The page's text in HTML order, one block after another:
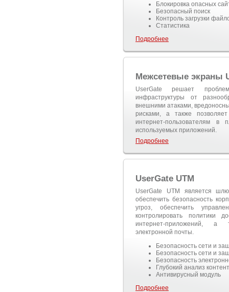
Блокировка опасных
Безопасный поиск
Контроль загрузки
Статистика
Подробнее
Межсетевые экраны
UserGate решает
инфраструктуры от
внешними атаками,
рисками, а также
интернет-пользователям
используемых приложений.
Подробнее
UserGate UTM
UserGate UTM является
обеспечить безопасность
угроз, обеспечить
контролировать политики
интернет-приложений, а
электронной почты.
Безопасность сети и
Безопасность сети и
Безопасность
Глубокий анализ
Антивирусный модуль
Подробнее